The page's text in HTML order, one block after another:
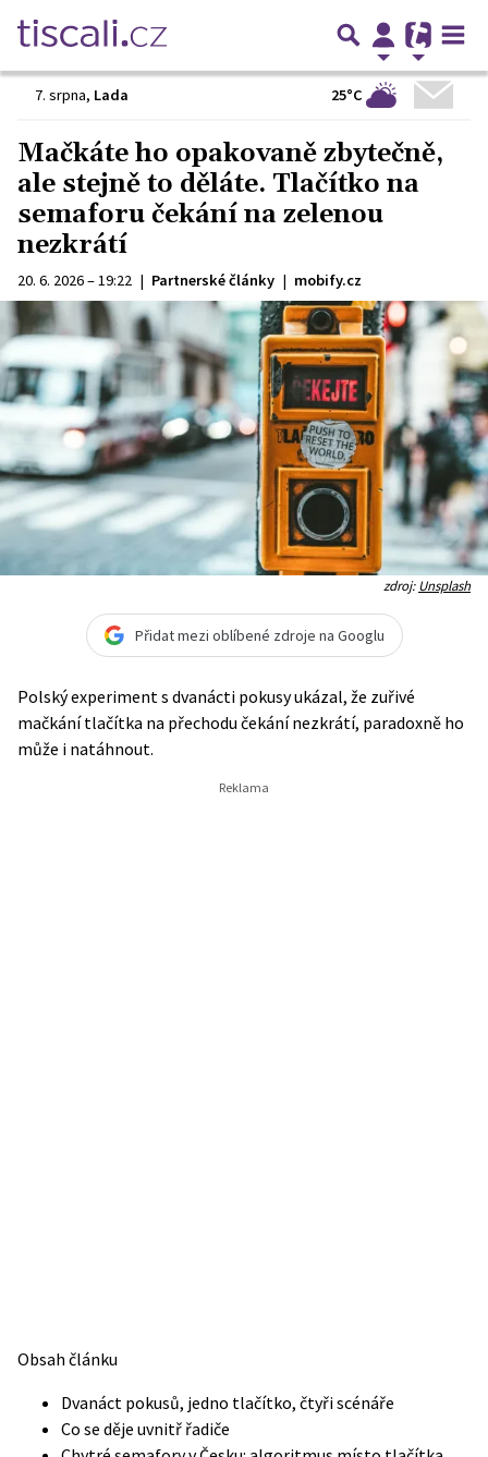
7. srpna, Lada 25°C
Mačkáte ho opakovaně zbytečně,
ale stejně to děláte. Tlačítko na
semaforu čekání na zelenou
nezkrátí
20. 6. 2026 – 19:22 | Partnerské články | mobify.cz
zdroj:Unsplash
Přidat mezi oblíbené zdroje na Googlu
Polský experiment s dvanácti pokusy ukázal, že zuřivé
mačkání tlačítka na přechodu čekání nezkrátí, paradoxně ho
může i natáhnout.
Obsah článku
Dvanáct pokusů, jedno tlačítko, čtyři scénáře
Co se děje uvnitř řadiče